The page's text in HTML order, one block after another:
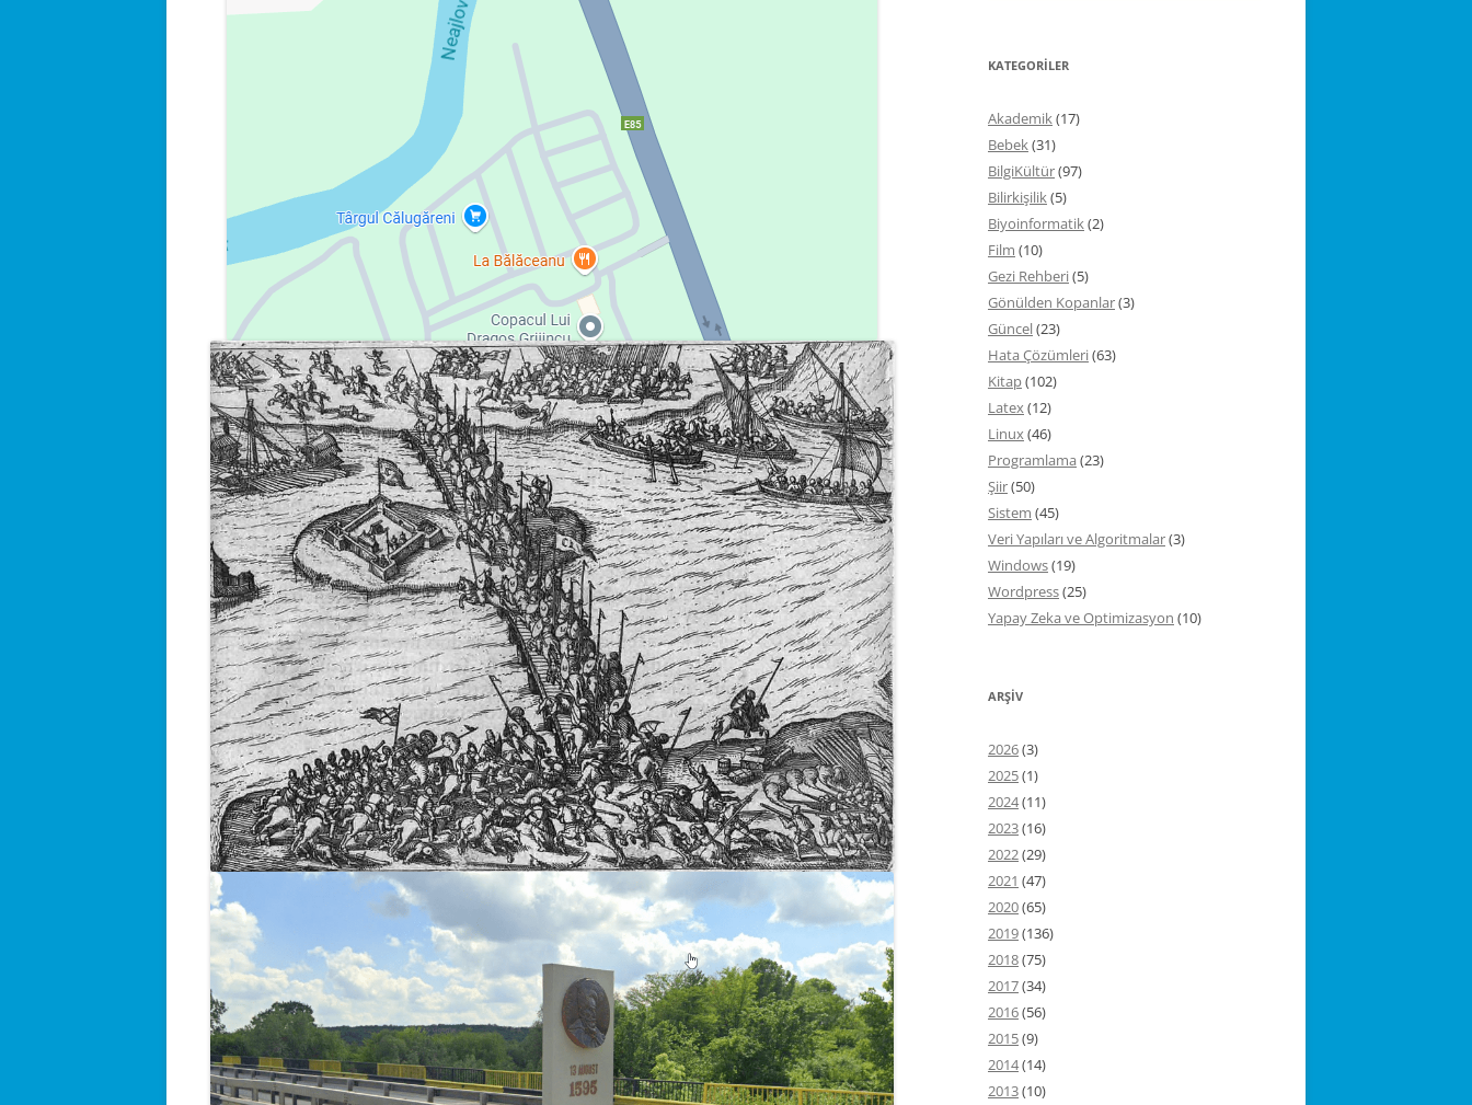
KATEGORILER
Akademik(17)
Bebek(31)
BilgiKültür(97)
Bilirkişilik(5)
Biyoinformatik(2)
Film (10)
Gezi Rehberi(5)
Gönülden Kopanlar(3)
Güncel(23)
Hata Çözümleri(63)
Kitap(102)
Latex(12)
Linux(46)
Programlama (23)
Şiir(50)
Sistem (45)
Veri Yapıları ve Algoritmalar(3)
Windows(19)
Wordpress(25)
Yapay Zeka ve Optimizasyon (10)
ARŞIV
2026(3)
2025(1)
2024(11)
2023(16)
2022(29)
2021 (47)
2020(65)
2019(136)
2018(75)
2017(34)
2016(56)
2015(9)
2014(14)
2013(10)